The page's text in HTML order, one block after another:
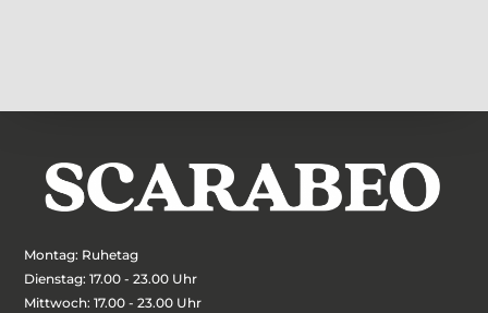
Montag: Ruhetag
Dienstag: 17.00 - 23.00 Uhr
Mittwoch: 17.00 - 23.00 Uhr